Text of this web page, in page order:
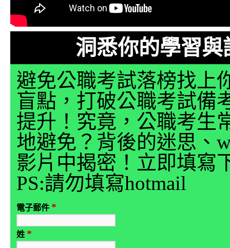
洞悉你的學習
避免公職考試落榜找上
盲點，打破公職考試備
提升！究竟，公職考生
地避免？背後的迷思、
影片中揭密！立即填寫
PS:請勿填寫hotmail
電子郵件 *
姓 *